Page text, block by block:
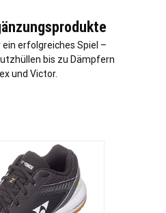
erfolgreiches Spiel –
bis zu Dämpfern
und Victor.